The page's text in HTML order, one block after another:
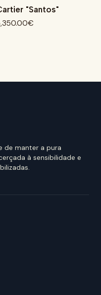
Não Disponível
"Santos"
de manter a pura
à sensibilidade e